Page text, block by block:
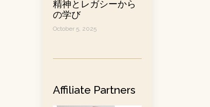
精神とレガシーから
の学び
October 5, 2025
Affiliate Partners